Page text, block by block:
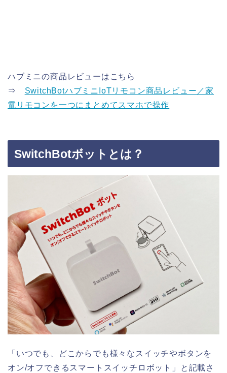
ハブミニの商品レビューはこちら
⇒ SwitchBotハブミニIoTリモコン商品レビュー／家
電リモコンを一つにまとめてスマホで操作
SwitchBotボットとは？
「いつでも、どこからでも様々なスイッチやボタンを
オン/オフできるスマートスイッチロボット」と記載さ